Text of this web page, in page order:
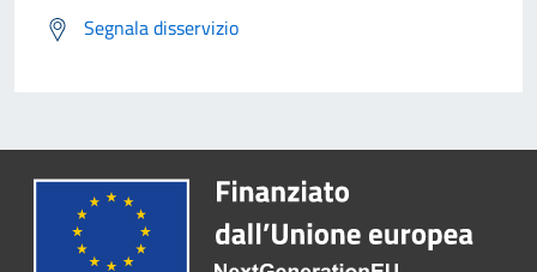
Segnala disservizio